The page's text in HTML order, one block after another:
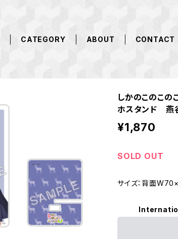
CATEGORY ABOUT CONTACT
しかのこのこの
ホスタンド 燕
¥1,870
SOLD OUT
サイズ：背面